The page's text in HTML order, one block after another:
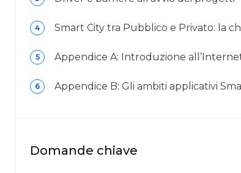
4 Smart City tra Pubblico e Privato: la
5 Appendice A: Introduzione
6 Appendice B: Gli ambiti applicativi
Domande chiave